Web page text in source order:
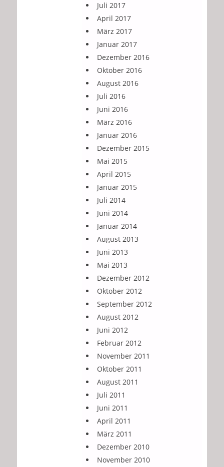
Juli 2017
April 2017
März 2017
Januar 2017
Dezember 2016
Oktober 2016
August 2016
Juli 2016
Juni 2016
März 2016
Januar 2016
Dezember 2015
Mai 2015
April 2015
Januar 2015
Juli 2014
Juni 2014
Januar 2014
August 2013
Juni 2013
Mai 2013
Dezember 2012
Oktober 2012
September 2012
August 2012
Juni 2012
Februar 2012
November 2011
Oktober 2011
August 2011
Juli 2011
Juni 2011
April 2011
März 2011
Dezember 2010
November 2010